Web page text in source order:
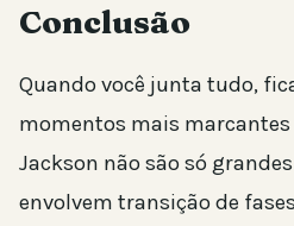
Conclusão
Quando você junta tudo,
momentos mais
Jackson não são só
envolvem transição de